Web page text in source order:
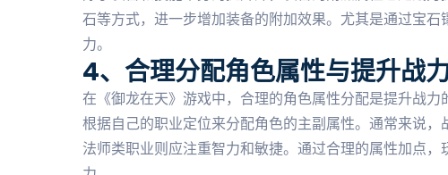
石等方式，进一步增加装备的附加效果。尤其是通过宝
力。
4、合理分配角色属性与提升战
在《御龙在天》游戏中，合理的角色属性分配是提升战
根据自己的职业定位来分配角色的主副属性。通常来说
法师类职业则应注重智力和敏捷。通过合理的属性加点